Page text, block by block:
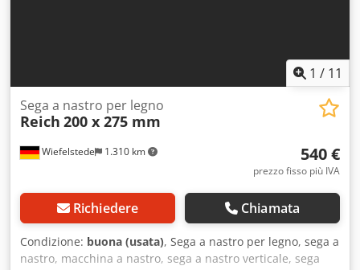
1 / 11
Wiefelstede 1.310 km
Sega a nastro per legno
Reich 200 x 275 mm
540 €
prezzo fisso più IVA
Richiedere Chiamata
Condizione: buona (usata), Sega a nastro per legno, sega a
nastro, macchina a nastro, sega a nastro verticale, sega